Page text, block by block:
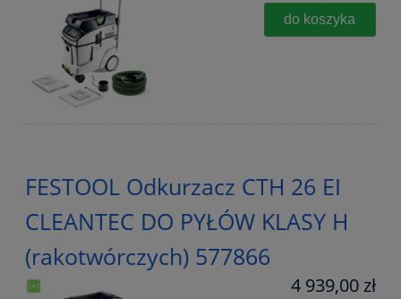
do koszyka
FESTOOL Odkurzacz CTH 26 EI
CLEANTEC DO PYŁÓW KLASY H
(rakotwórczych) 577866
4 939,00 zł